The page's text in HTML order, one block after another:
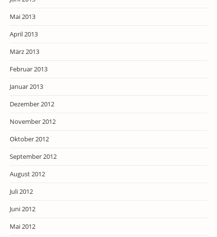
Mai 2013
April 2013
März 2013
Februar 2013
Januar 2013
Dezember 2012
November 2012
Oktober 2012
September 2012
August 2012
Juli 2012
Juni 2012
Mai 2012